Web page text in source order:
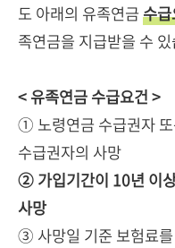
도 아래의 유족연금수
족연금을 지급받을 수
< 유족연금 수급요건 >
① 노령연금 수급권자
수급권자의 사망
② 가입기간이 10년 이
사망
③ 사망일 기준 보험료